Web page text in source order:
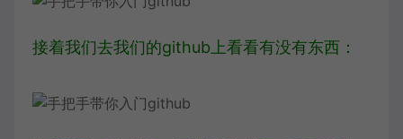
接着我们去我们的github上看看有没有东西：